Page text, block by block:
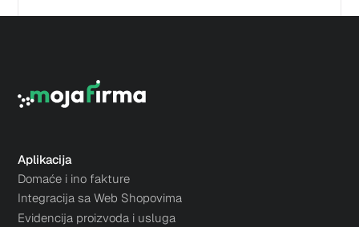
elemente fakture i fiskalnog računa, tako da
Aplikacija
Domaće i ino fakture
Integracija sa Web Shopovima
Evidencija proizvoda i usluga